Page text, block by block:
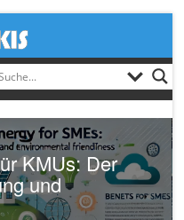
KMUs: Der
und